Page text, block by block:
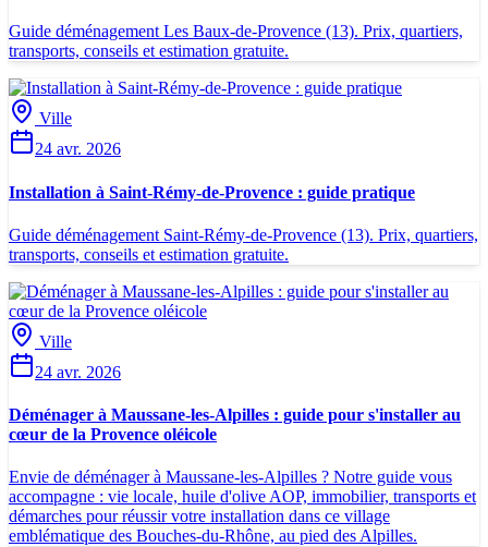
Guide déménagement Les Baux-de-Provence (13). Prix, quartiers,
transports, conseils et estimation gratuite.
Ville
24 avr. 2026
Installation à Saint-Rémy-de-Provence : guide pratique
Guide déménagement Saint-Rémy-de-Provence (13). Prix, quartiers,
transports, conseils et estimation gratuite.
Ville
24 avr. 2026
Déménager à Maussane-les-Alpilles : guide pour s'installer au
cœur de la Provence oléicole
Envie de déménager à Maussane-les-Alpilles ? Notre guide vous
accompagne : vie locale, huile d'olive AOP, immobilier, transports et
démarches pour réussir votre installation dans ce village
emblématique des Bouches-du-Rhône, au pied des Alpilles.